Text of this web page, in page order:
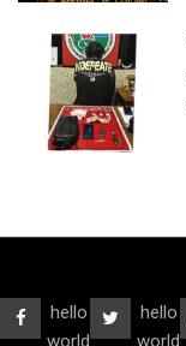
hello
hello